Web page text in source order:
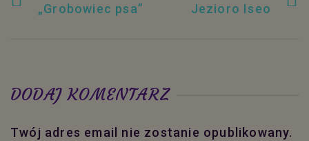
„Grobowiec psa” Jezioro Iseo
DODAJ KOMENTARZ
Twój adres email nie zostanie opublikowany.